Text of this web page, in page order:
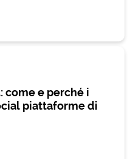
come e perché i
piattaforme di